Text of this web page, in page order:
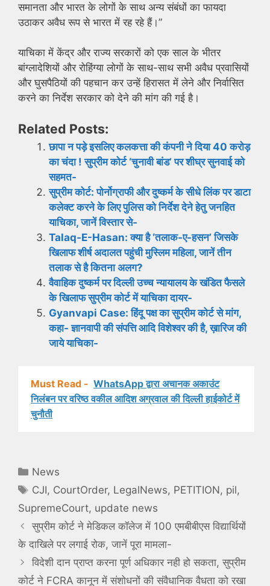
समानता और भारत के लोगों के साथ अन्य संबंधों का फायदा
उठाकर अवैध रूप से भारत में रह रहे हैं।”
याचिका में केंद्र और राज्य सरकारों को एक साल के भीतर
बांग्लादेशियों और रोहिंग्या लोगों के साथ-साथ सभी अवैध प्रवासियों
और घुसपैठियों की पहचान कर उन्हें हिरासत में लेने और निर्वासित
करने का निर्देश सरकार को देने की मांग की गई है।
Related Posts:
छापा न पड़े इसलिए कलकत्ता की कंपनी ने दिया 40 करोड़
का चंदा ! सुप्रीम कोर्ट ‘चुनावी बांड’ पर शीघ्र सुनवाई को
सहमत-
सुप्रीम कोर्ट: पोर्नोग्राफी और दुष्कर्म के सीधे लिंक पर डाटा
कलेक्ट करने के लिए पुलिस को निर्देश देने हेतु जनहित
याचिका, जानें विस्तार से-
Talaq-E-Hasan: क्या है ‘तलाक-ए-हसन’ जिसके
खिलाफ शीर्ष अदालत पहुंची मुस्लिम महिला, जानें तीन
तलाक से है कितना अलग?
वैवाहिक दुष्कर्म पर दिल्ली उच्च न्यायालय के खंडित फैसले
के खिलाफ सुप्रीम कोर्ट में याचिका दायर-
Gyanvapi Case: हिंदू पक्ष का सुप्रीम कोर्ट से मांग,
कहा- ज्ञानवापी की संपत्ति आदि विशेश्वर की है, ख़ारिज की
जाये याचिका-
Must Read - WhatsApp द्वारा अचानक अकाउंट
निलंबन पर वरिष्ठ वकील आदिश अग्रवाल की दिल्ली हाईकोर्ट में
चुनौती
Categories
News
Tags
CJI, CourtOrder, LegalNews, PETITION, pil,
SupremeCourt, update news
सुप्रीम कोर्ट ने मेडिकल कॉलेज में 100 एमबीबीएस विद्यार्थियों
के दाखिले पर लगाई रोक, जानें पूरा मामला-
विदेशी दान प्राप्त करना पूर्ण अधिकार नही हो सकता, सुप्रीम
कोर्ट ने FCRA कानून में संशोधनों की संवैधानिक वैधता को रखा